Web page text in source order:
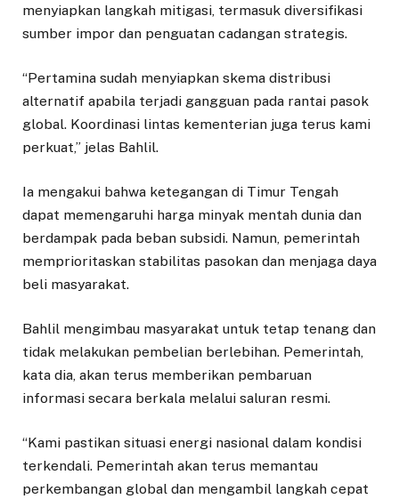
menyiapkan langkah mitigasi, termasuk diversifikasi
sumber impor dan penguatan cadangan strategis.
“Pertamina sudah menyiapkan skema distribusi
alternatif apabila terjadi gangguan pada rantai pasok
global. Koordinasi lintas kementerian juga terus kami
perkuat,” jelas Bahlil.
Ia mengakui bahwa ketegangan di Timur Tengah
dapat memengaruhi harga minyak mentah dunia dan
berdampak pada beban subsidi. Namun, pemerintah
memprioritaskan stabilitas pasokan dan menjaga daya
beli masyarakat.
Bahlil mengimbau masyarakat untuk tetap tenang dan
tidak melakukan pembelian berlebihan. Pemerintah,
kata dia, akan terus memberikan pembaruan
informasi secara berkala melalui saluran resmi.
“Kami pastikan situasi energi nasional dalam kondisi
terkendali. Pemerintah akan terus memantau
perkembangan global dan mengambil langkah cepat